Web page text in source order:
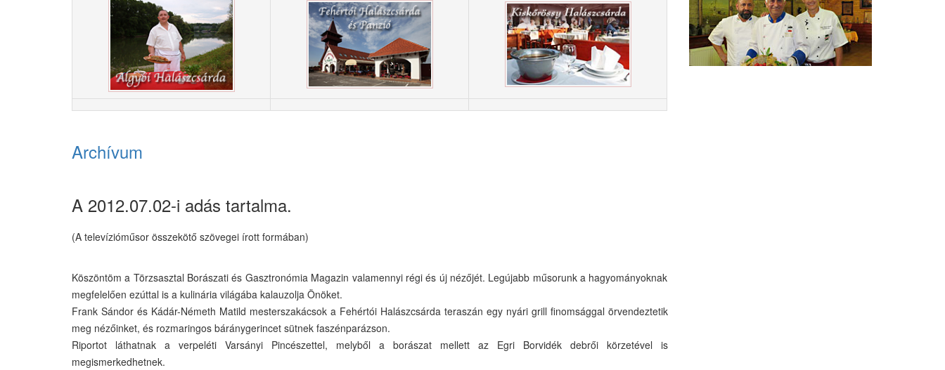
Archívum
A 2012.07.02-i adás tartalma.
(A televízióműsor összekötő szövegei írott formában)
Köszöntöm a Törzsasztal Borászati és Gasztronómia Magazin valamennyi régi és új nézőjét. Legújabb műsorunk a hagyományoknak
megfelelően ezúttal is a kulinária világába kalauzolja Önöket.
Frank Sándor és Kádár-Németh Matild mesterszakácsok a Fehértói Halászcsárda teraszán egy nyári grill finomsággal örvendeztetik
meg nézőinket, és rozmaringos báránygerincet sütnek faszénparázson.
Riportot láthatnak a verpeléti Varsányi Pincészettel, melyből a borászat mellett az Egri Borvidék debrői körzetével is
megismerkedhetnek.